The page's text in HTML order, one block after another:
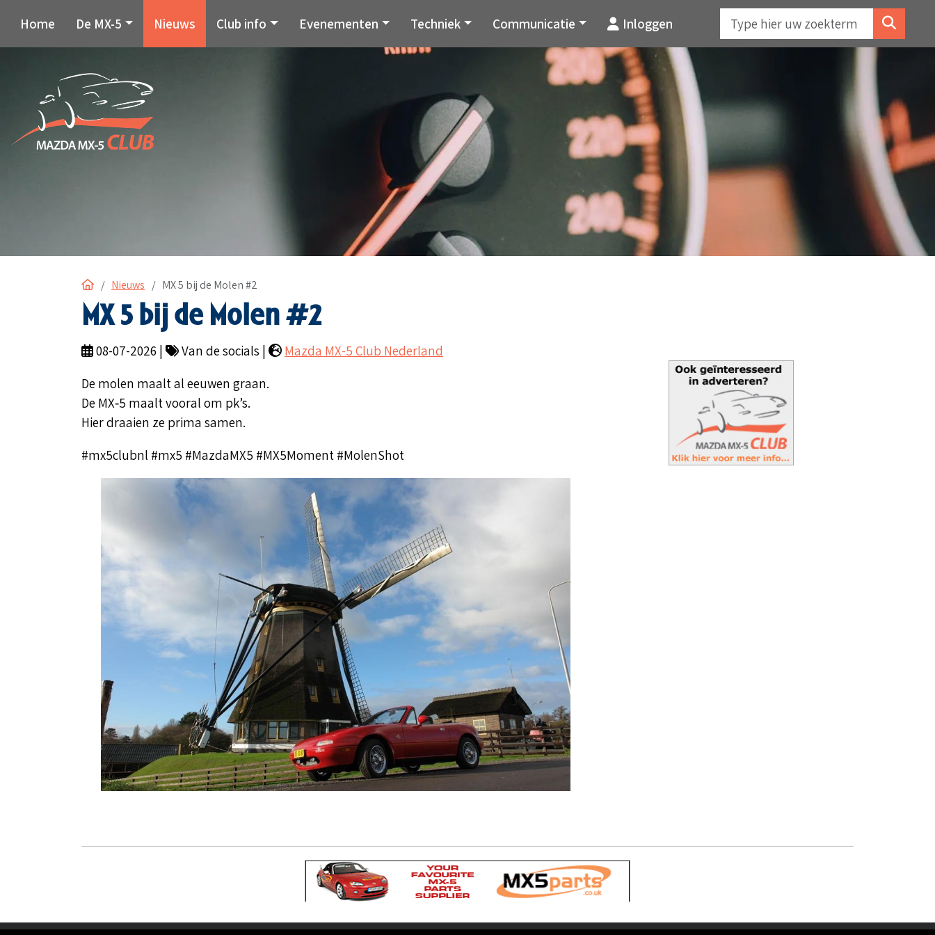
Home De MX-5 Nieuws Club info Evenementen Techniek Communicatie Inloggen
HomeNieuws MX 5 bij de Molen #2
MX 5 bij de Molen #2
08-07-2026 | Van de socials |
Mazda MX-5 Club Nederland
De molen maalt al eeuwen graan.
De MX‑5 maalt vooral om pk’s.
Hier draaien ze prima samen.
#mx5clubnl #mx5 #MazdaMX5 #MX5Moment #MolenShot